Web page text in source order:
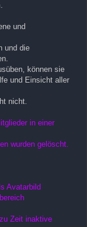
und
und die
können sie
und Einsicht aller
nicht.
in einer
wurden gelöscht.
Avatarbild
Zeit inaktive